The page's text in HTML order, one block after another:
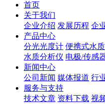
首页
关于我们
企业介绍 发展历程 企
产品中心
分光光度计 便携式水
水质分析仪 电极/传感
新闻中心
公司新闻 媒体报道 行
服务与支持
技术文章 资料下载 视